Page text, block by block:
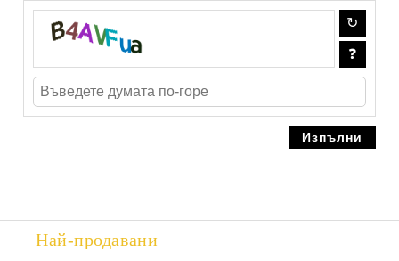
Най-продавани